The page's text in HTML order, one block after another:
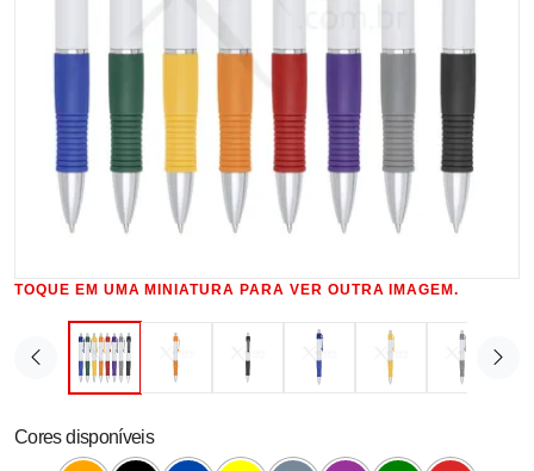
TOQUE EM UMA MINIATURA PARA VER OUTRA IMAGEM.
Cores disponíveis